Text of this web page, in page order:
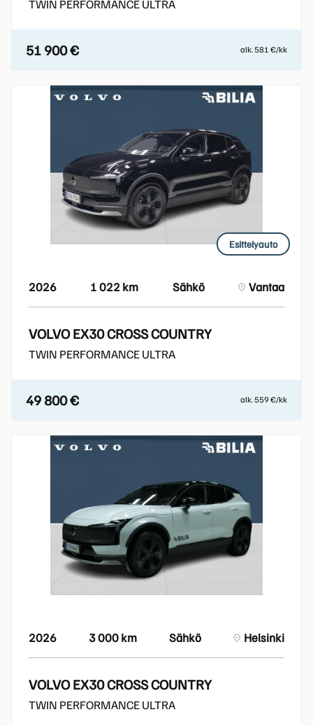
TWIN PERFORMANCE ULTRA
51 900 € alk. 581 €/kk
Esittelyauto
2026 1 022 km Sähkö Vantaa
VOLVO EX30 CROSS COUNTRY
TWIN PERFORMANCE ULTRA
49 800 € alk. 559 €/kk
2026 3 000 km Sähkö Helsinki
VOLVO EX30 CROSS COUNTRY
TWIN PERFORMANCE ULTRA